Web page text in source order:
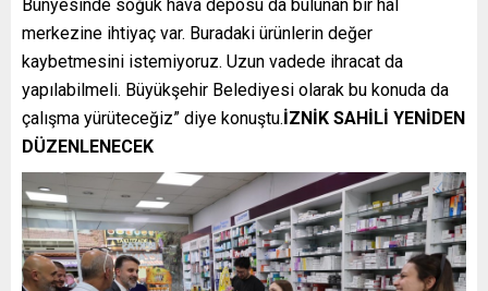
Bünyesinde soğuk hava deposu da bulunan bir hal
merkezine ihtiyaç var. Buradaki ürünlerin değer
kaybetmesini istemiyoruz. Uzun vadede ihracat da
yapılabilmeli. Büyükşehir Belediyesi olarak bu konuda da
çalışma yürüteceğiz” diye konuştu.İZNİK SAHİLİ YENİDEN
DÜZENLENECEK